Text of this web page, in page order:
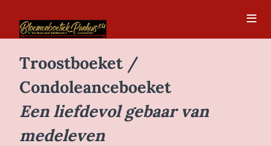
Troostboeket /
Condoleanceboeket
Een liefdevol gebaar van
medeleven